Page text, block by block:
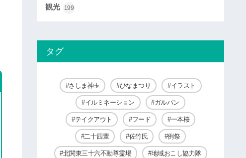
観光 199
タグ
さしま神玉 ひなまつり イラスト
イルミネーション ガルパン
テイクアウト フード 一本桜
二十四輩 佐竹氏 例祭
北関東三十六不動尊霊場 地域おこし協力隊